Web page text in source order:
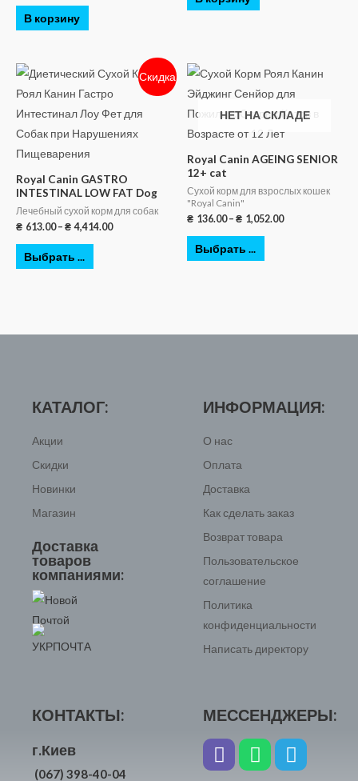
В корзину
Скидка
Royal Canin GASTRO
INTESTINAL LOW FAT Dog
Лечебный сухой корм для собак
₴ 613.00– ₴ 4,414.00
Выбрать ...
НЕТ НА СКЛАДЕ
Royal Canin AGEING SENIOR
12+ cat
Сухой корм для взрослых кошек
"Royal Canin"
₴ 136.00– ₴ 1,052.00
Выбрать ...
КАТАЛОГ:
Акции
Скидки
Новинки
Магазин
Доставка
товаров
компаниями:
ИНФОРМАЦИЯ:
О нас
Оплата
Доставка
Как сделать заказ
Возврат товара
Пользовательское
соглашение
Политика
конфиденциальности
Написать директору
КОНТАКТЫ:
г.Киев
(067) 398-40-04
МЕССЕНДЖЕРЫ: